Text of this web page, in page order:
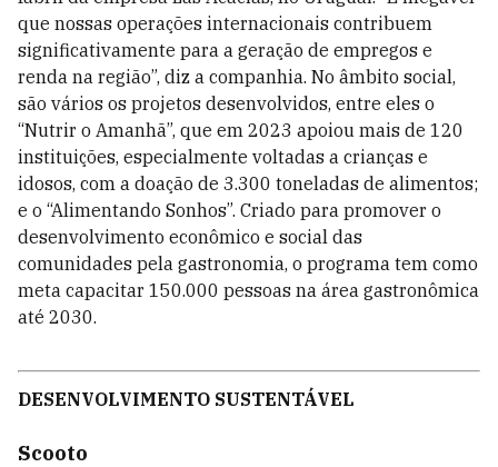
que nossas operações internacionais contribuem
significativamente para a geração de empregos e
renda na região”, diz a companhia. No âmbito social,
são vários os projetos desenvolvidos, entre eles o
“Nutrir o Amanhã”, que em 2023 apoiou mais de 120
instituições, especialmente voltadas a crianças e
idosos, com a doação de 3.300 toneladas de alimentos;
e o “Alimentando Sonhos”. Criado para promover o
desenvolvimento econômico e social das
comunidades pela gastronomia, o programa tem como
meta capacitar 150.000 pessoas na área gastronômica
até 2030.
DESENVOLVIMENTO SUSTENTÁVEL
Scooto